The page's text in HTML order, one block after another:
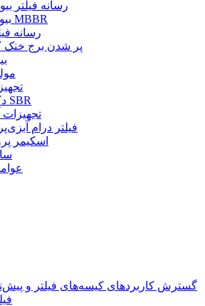
رسانه فیلتر
بیوچیپ MBBR
رسانه
پر شدن برج خنک
دکانتر شناور SBR
فیلتر درام
اسکیمر
گسترش کاربردهای کیسه‌های فیلتر و